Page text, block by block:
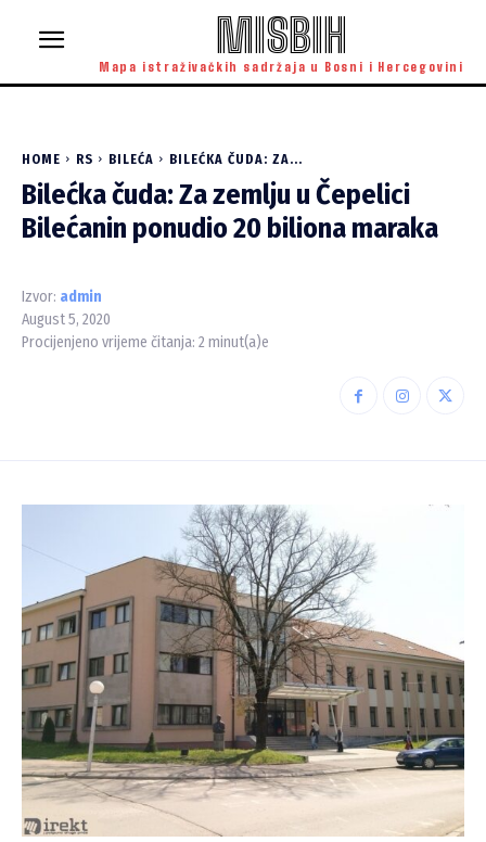
MISBIH
Mapa istraživačkih sadržaja u Bosni i Hercegovini
HOME RS BILEĆA BILEĆKA ČUDA: ZA...
Bilećka čuda: Za zemlju u Čepelici
Bilećanin ponudio 20 biliona maraka
Izvor: admin
August 5, 2020
Procijenjeno vrijeme čitanja: 2 minut(a)e